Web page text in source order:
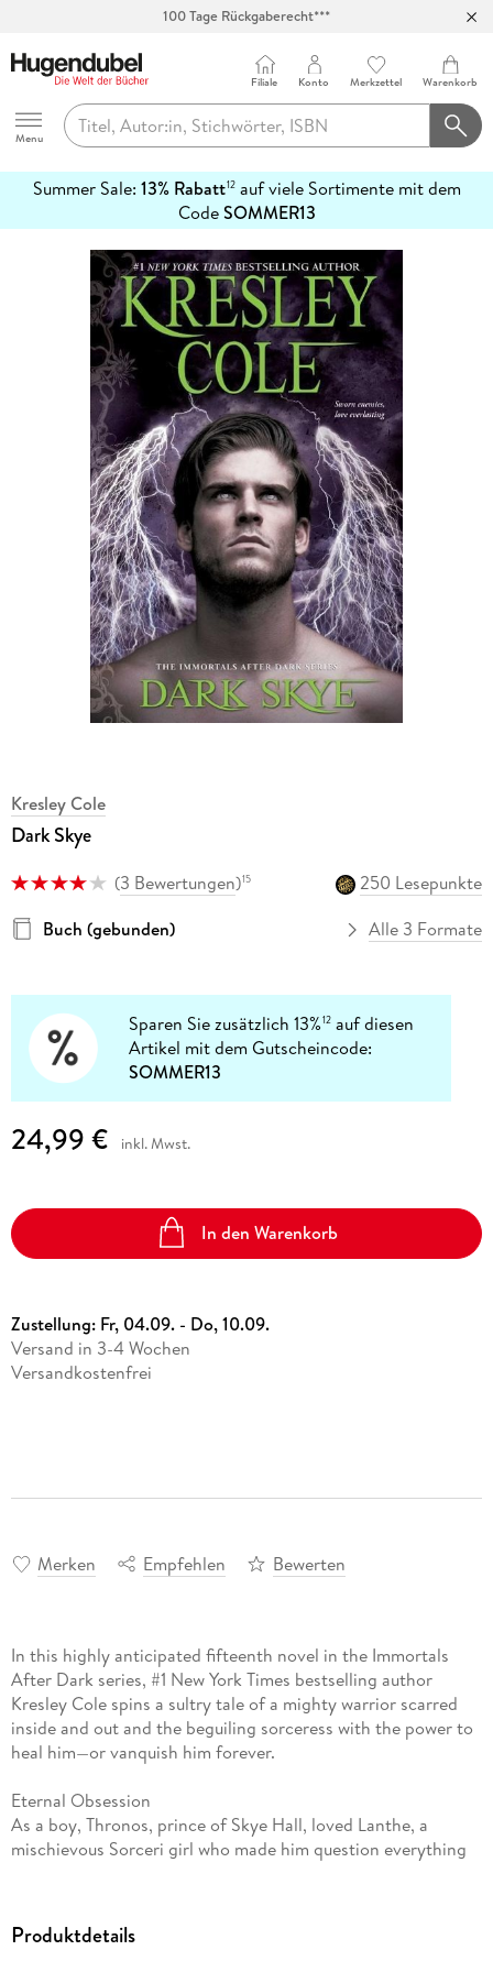
100 Tage Rückgaberecht***
Hugendubel
Menu
Filiale Konto Merkzettel Warenkorb
Summer Sale: 13% Rabatt12auf viele Sortimente mit dem
CodeSOMMER13
erfahren
Kresley Cole
Dark Skye
(3 Bewertungen)15
250 Lesepunkte
Buch (gebunden)
Alle 3 Formate
Sparen Sie zusätzlich 13%12 auf diesen
Artikel mit dem Gutscheincode:
SOMMER13
24,99 € inkl. Mwst.
In den Warenkorb
Zustellung: Fr, 04.09. - Do, 10.09.
Versand in 3-4 Wochen
Versandkostenfrei
Merken Empfehlen Bewerten
In this highly anticipated fifteenth novel in the Immortals
After Dark series, #1 New York Times bestselling author
Kresley Cole spins a sultry tale of a mighty warrior scarred
inside and out and the beguiling sorceress with the power to
heal him—or vanquish him forever.
Eternal Obsession
As a boy, Thronos, prince of Skye Hall, loved Lanthe, a
mischievous Sorceri girl who made him question everything
and Lanthe bitter enemies. Though centuries have passed,
nothing can cool his seething need for the beautiful
Produktdetails